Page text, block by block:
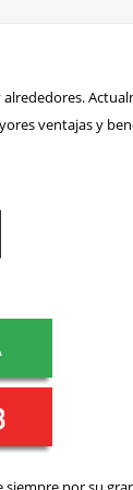
ventajas y